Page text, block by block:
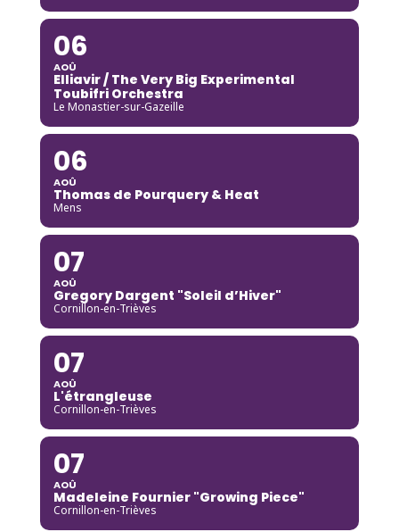
06
AOÛ
Elliavir / The Very Big Experimental
Toubifri Orchestra
Le Monastier-sur-Gazeille
06
AOÛ
Thomas de Pourquery & Heat
Mens
07
AOÛ
Gregory Dargent "Soleil d’Hiver"
Cornillon-en-Trièves
07
AOÛ
L'étrangleuse
Cornillon-en-Trièves
07
AOÛ
Madeleine Fournier "Growing Piece"
Cornillon-en-Trièves